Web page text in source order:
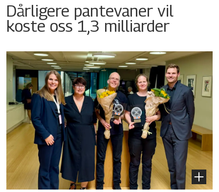
Dårligere pantevaner vil
koste oss 1,3 milliarder